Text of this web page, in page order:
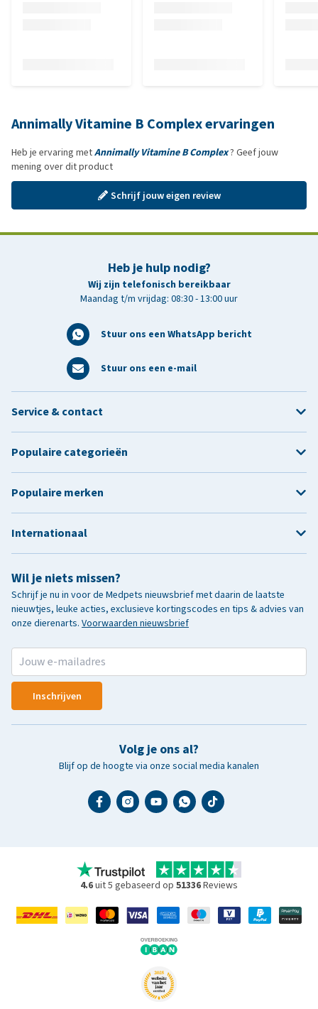
Annimally Vitamine B Complex ervaringen
Heb je ervaring metAnnimally Vitamine B Complex? Geef jouw
mening over dit product
Schrijf jouw eigen review
Heb je hulp nodig?
Wij zijn telefonisch bereikbaar
Maandag t/m vrijdag: 08:30 - 13:00 uur
Stuur ons een WhatsApp bericht
Stuur ons een e-mail
Wil je niets missen?
Schrijf je nu in voor de Medpets nieuwsbrief met daarin de laatste
nieuwtjes, leuke acties, exclusieve kortingscodes en tips & advies van
onze dierenarts. Voorwaarden nieuwsbrief
Inschrijven
Volg je ons al?
Blijf op de hoogte via onze social media kanalen
Service & contact
Populaire categorieën
Populaire merken
Internationaal
4.6uit 5 gebaseerd op 51336Reviews